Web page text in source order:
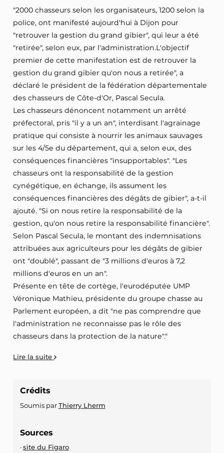
"2000 chasseurs selon les organisateurs, 1200 selon la
police, ont manifesté aujourd'hui à Dijon pour
"retrouver la gestion du grand gibier", qui leur a été
"retirée", selon eux, par l'administration.L'objectif
premier de cette manifestation est de retrouver la
gestion du grand gibier qu'on nous a retirée", a
déclaré le président de la fédération départementale
des chasseurs de Côte-d'Or, Pascal Secula.
Les chasseurs dénoncent notamment un arrêté
préfectoral, pris "il y a un an", interdisant l'agrainage 
pratique qui consiste à nourrir les animaux sauvages 
sur les 4/5e du département, qui a, selon eux, des
conséquences financières "insupportables". "Les
chasseurs ont la responsabilité de la gestion
cynégétique, en échange, ils assument les
conséquences financières des dégâts de gibier", a-t-il
ajouté. "Si on nous retire la responsabilité de la
gestion, qu'on nous retire la responsabilité financière".
Selon Pascal Secula, le montant des indemnisations
attribuées aux agriculteurs pour les dégâts de gibier
ont "doublé", passant de "3 millions d'euros à 7,2
millions d'euros en un an".
Présente en tête de cortège, l'eurodéputée UMP
Véronique Mathieu, présidente du groupe chasse au
Parlement européen, a dit "ne pas comprendre que
l'administration ne reconnaisse pas le rôle des
chasseurs dans la protection de la nature"."
Lire la suite
Crédits
Soumis parThierry Lherm
Sources
site du Figaro